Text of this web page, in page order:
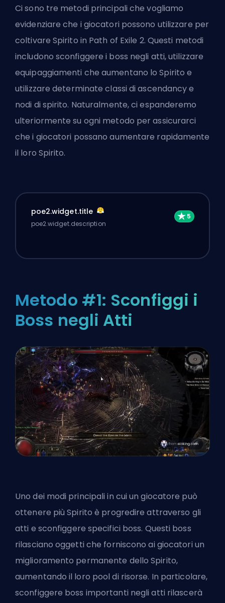
Ci sono tre metodi principali che vogliamo
evidenziare che i giocatori possono utilizzare per
coltivare Spirito in Path of Exile 2. Questi metodi
includono sconfiggere i boss negli atti, utilizzare
equipaggiamenti che aumentano lo Spirito e
utilizzare determinateclassi di ascendancye
nodi di spirito. Naturalmente, ci espanderemo
ulteriormente su ogni metodo per assicurarci
che i giocatori possano aumentare rapidamente
il loro Spirito.
poe2.widget.title
poe2.widget.description
Metodo #1: Sconfiggi i
Boss negli Atti
Uno dei modi principali in cui un giocatore può
ottenere più Spirito è progredire attraverso gli
atti e sconfiggere specifici boss. Questi boss
rilasciano oggetti che forniscono ai giocatori un
miglioramento permanente dello Spirito,
aumentando il loro pool di risorse. In particolare,
sconfiggere boss importanti negli atti rilascerà